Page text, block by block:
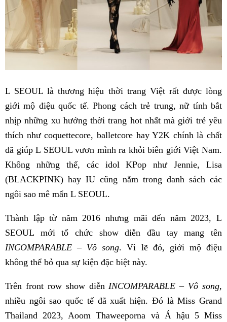
L SEOUL là thương hiệu thời trang Việt rất được lòng
giới mộ điệu quốc tế. Phong cách trẻ trung, nữ tính bắt
nhịp những xu hướng thời trang hot nhất mà giới trẻ yêu
thích như coquettecore, balletcore hay Y2K chính là chất
đã giúp L SEOUL vươn mình ra khỏi biên giới Việt Nam.
Không những thế, các idol KPop như Jennie, Lisa
(BLACKPINK) hay IU cũng nằm trong danh sách các
ngôi sao mê mẩn L SEOUL.
Thành lập từ năm 2016 nhưng mãi đến năm 2023, L
SEOUL mới tổ chức show diễn đầu tay mang tên
INCOMPARABLE – Vô song. Vì lẽ đó, giới mộ điệu
không thể bỏ qua sự kiện đặc biệt này.
Trên front row show diễn INCOMPARABLE – Vô song,
nhiều ngôi sao quốc tế đã xuất hiện. Đó là Miss Grand
Thailand 2023, Aoom Thaweeporna và Á hậu 5 Miss